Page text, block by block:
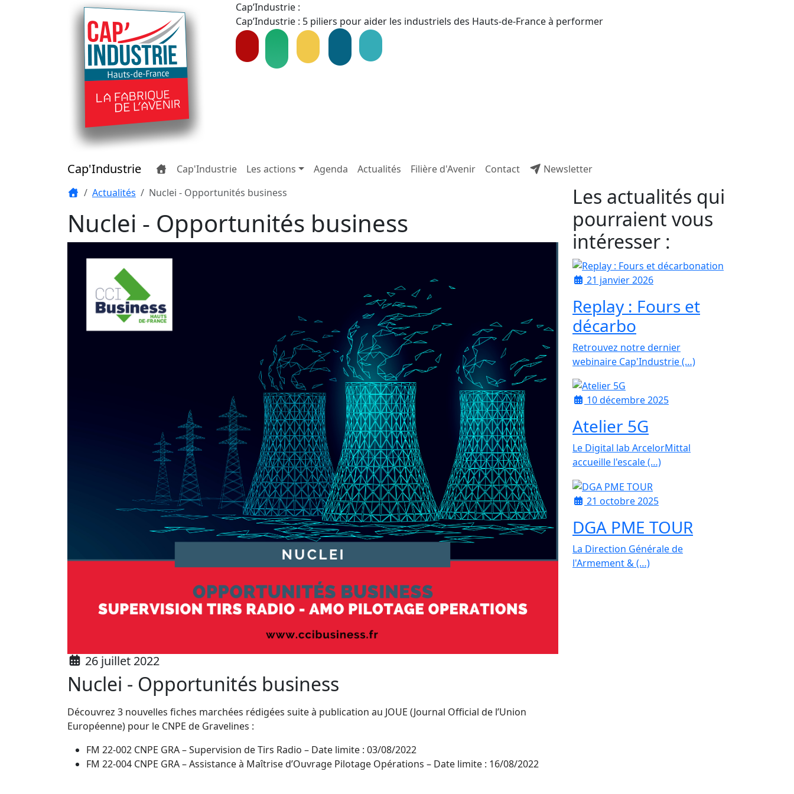
Cap’Industrie :
Cap’Industrie : 5 piliers pour aider les industriels des Hauts-de-France à performer
Cap'Industrie Cap'Industrie Les actions Agenda Actualités Filière d'Avenir Contact
Newsletter
Actualités
Nuclei - Opportunités business
Nuclei - Opportunités business
26 juillet 2022
Nuclei - Opportunités business
Découvrez 3 nouvelles fiches marchées rédigées suite à publication au JOUE (Journal Official de l’Union
Européenne) pour le CNPE de Gravelines :
FM 22-002 CNPE GRA – Supervision de Tirs Radio – Date limite : 03/08/2022
FM 22-004 CNPE GRA – Assistance à Maîtrise d’Ouvrage Pilotage Opérations – Date limite : 16/08/2022
Les actualités qui
pourraient vous
intéresser :
21 janvier 2026
Replay : Fours et
décarbo
Retrouvez notre dernier
webinaire Cap'Industrie (…)
10 décembre 2025
Atelier 5G
Le Digital lab ArcelorMittal
accueille l'escale (…)
21 octobre 2025
DGA PME TOUR
La Direction Générale de
l'Armement & (…)